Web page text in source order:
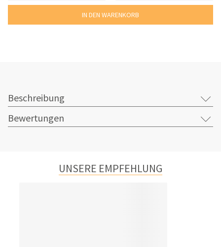
Beschreibung
Bewertungen
UNSERE EMPFEHLUNG